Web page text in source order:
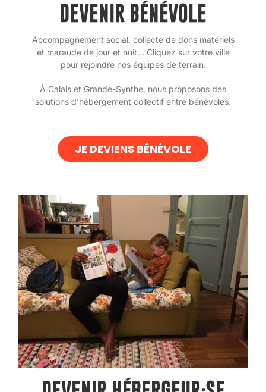
DEVENIR BÉNÉVOLE
Accompagnement social, collecte de dons matériels
et maraude de jour et nuit… Cliquez sur votre ville
pour rejoindre nos équipes de terrain.
À Calais et Grande-Synthe, nous proposons des
solutions d’hébergement collectif entre bénévoles.
JE DEVIENS BÉNÉVOLE